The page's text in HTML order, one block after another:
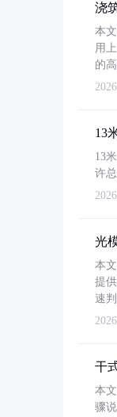
浇
本
用
的
13
13
许
光
本
提
速
干
本
骤